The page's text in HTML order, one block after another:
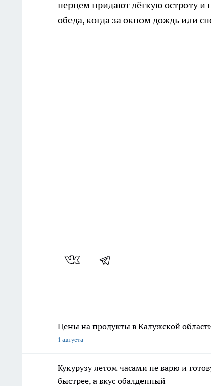
перцем придают лёгкую остроту и
обеда, когда за окном дождь или
Цены на продукты в Калужской
1 августа
Кукурузу летом часами не варю и
быстрее, а вкус обалденный